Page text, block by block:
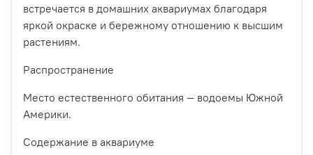
встречается в домашних аквариумах благодаря
яркой окраске и бережному отношению к высшим
растениям.
Распространение
Место естественного обитания — водоемы Южной
Америки.
Содержание в аквариуме